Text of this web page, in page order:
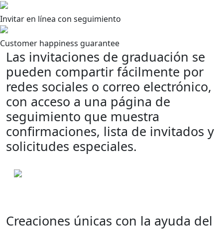
Invitar en línea con seguimiento
Customer happiness guarantee
Las invitaciones de graduación se
pueden compartir fácilmente por
redes sociales o correo electrónico,
con acceso a una página de
seguimiento que muestra
confirmaciones, lista de invitados y
solicitudes especiales.
Creaciones únicas con la ayuda del